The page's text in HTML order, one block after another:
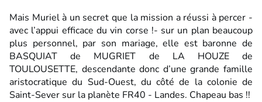
Mais Muriel à un secret que la mission a réussi à percer -
avec l’appui efficace du vin corse !- sur un plan beaucoup
plus personnel, par son mariage, elle est baronne de
BASQUIAT de MUGRIET de LA HOUZE de
TOULOUSETTE, descendante donc d’une grande famille
aristocratique du Sud-Ouest, du côté de la colonie de
Saint-Sever sur la planète FR40 - Landes. Chapeau bas !!